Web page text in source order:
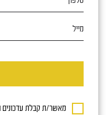
מאשר/ת קבלת עדכונים